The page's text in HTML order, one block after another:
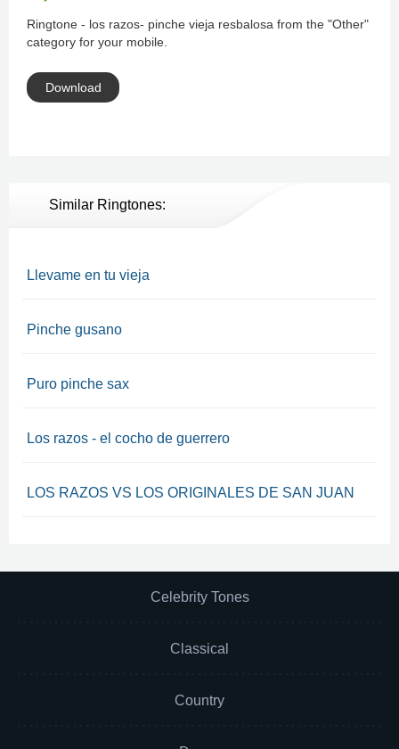
Ringtone - los razos- pinche vieja resbalosa from the "Other"
category for your mobile.
Download
Similar Ringtones:
Llevame en tu vieja
Pinche gusano
Puro pinche sax
Los razos - el cocho de guerrero
LOS RAZOS VS LOS ORIGINALES DE SAN JUAN
Celebrity Tones
Classical
Country